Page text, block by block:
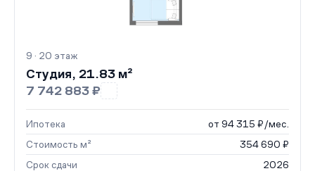
9 · 20 этаж
Студия, 21.83 м²
7 742 883 ₽
Ипотека
от 94 315 ₽/мес.
Стоимость м²
354 690 ₽
Срок сдачи
2026